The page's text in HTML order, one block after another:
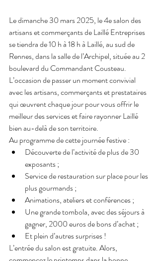
Le dimanche 30 mars 2025, le 4e salon des
artisans et commerçants de Laillé Entreprises
se tiendra de 10 h à 18 h à Laillé, au sud de
Rennes, dans la salle de l’Archipel, située au 2
boulevard du Commandant Cousteau.
L’occasion de passer un moment convivial
avec les artisans, commerçants et prestataires
qui œuvrent chaque jour pour vous offrir le
meilleur des services et faire rayonner Laillé
bien au-delà de son territoire.
Au programmede cette journée festive :
Découverte de l’activité de plus de 30
exposants ;
Service de restauration sur place pour les
plus gourmands ;
Animations, ateliers et conférences ;
Une grande tombola, avec des séjours à
gagner, 2000 euros de bons d’achat ;
Et plein d’autres surprises !
L’entrée du salon est gratuite. Alors,